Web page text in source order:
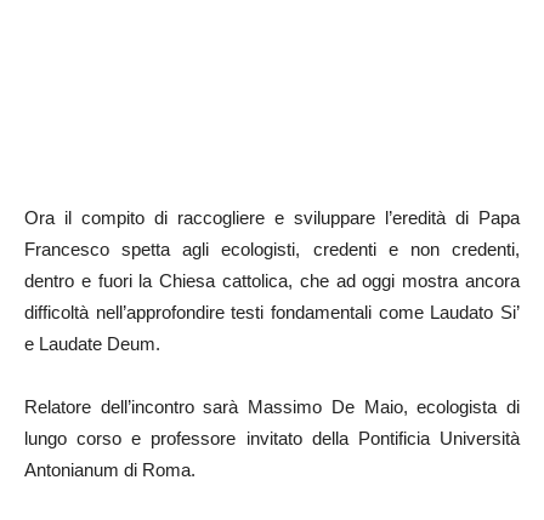
Ora il compito di raccogliere e sviluppare l’eredità di Papa
Francesco spetta agli ecologisti, credenti e non credenti,
dentro e fuori la Chiesa cattolica, che ad oggi mostra ancora
difficoltà nell’approfondire testi fondamentali come Laudato Si’
e Laudate Deum.
Relatore dell’incontro sarà Massimo De Maio, ecologista di
lungo corso e professore invitato della Pontificia Università
Antonianum di Roma.